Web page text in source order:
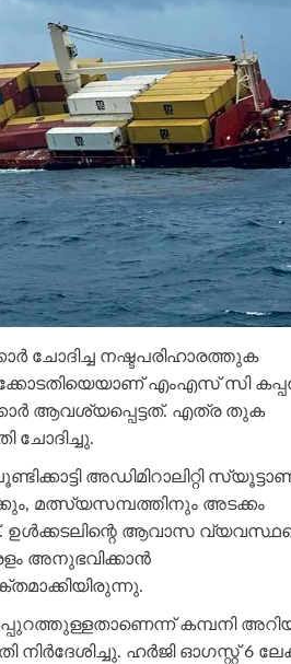
ചോദിച്ച നഷ്ടപരിഹാരത്തുക
എംഎസ് സി
ആവശ്യപ്പെട്ടത്. എത്ര തുക
ചോദിച്ചു.
അഡിമിറാലിറ്റി
മത്സ്യസമ്പത്തിനും അടക്കം
ഉള്‍ക്കടലിന്റെ ആവാസ
അനുഭവിക്കാൻ
കമ്പനി
നിര്‍ദേശിച്ചു. ഹര്‍ജി ഓഗസ്റ്റ് 6